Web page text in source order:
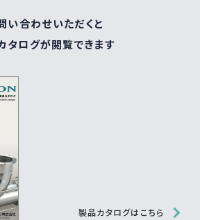
い合わせいただくと
タログが閲覧できます
製品カタログはこちら